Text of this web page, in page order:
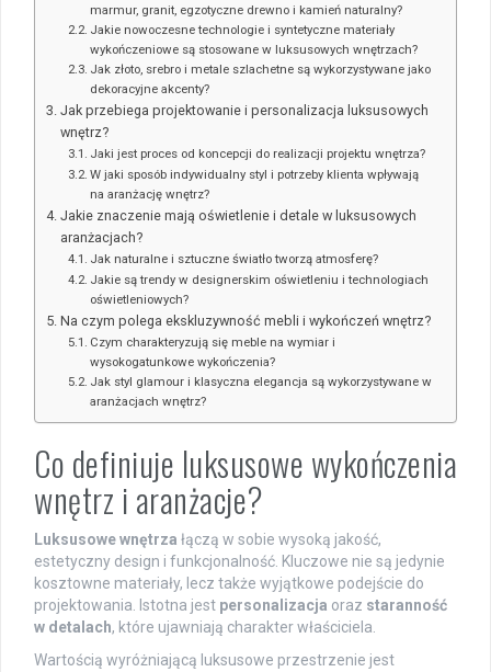
marmur, granit, egzotyczne drewno i kamień naturalny?
Jakie nowoczesne technologie i syntetyczne materiały
wykończeniowe są stosowane w luksusowych wnętrzach?
Jak złoto, srebro i metale szlachetne są wykorzystywane jako
dekoracyjne akcenty?
Jak przebiega projektowanie i personalizacja luksusowych
wnętrz?
Jaki jest proces od koncepcji do realizacji projektu wnętrza?
W jaki sposób indywidualny styl i potrzeby klienta wpływają
na aranżację wnętrz?
Jakie znaczenie mają oświetlenie i detale w luksusowych
aranżacjach?
Jak naturalne i sztuczne światło tworzą atmosferę?
Jakie są trendy w designerskim oświetleniu i technologiach
oświetleniowych?
Na czym polega ekskluzywność mebli i wykończeń wnętrz?
Czym charakteryzują się meble na wymiar i
wysokogatunkowe wykończenia?
Jak styl glamour i klasyczna elegancja są wykorzystywane w
aranżacjach wnętrz?
Co definiuje luksusowe wykończenia
wnętrz i aranżacje?
Luksusowe wnętrza łączą w sobie wysoką jakość,
estetyczny design i funkcjonalność. Kluczowe nie są jedynie
kosztowne materiały, lecz także wyjątkowe podejście do
projektowania. Istotna jest personalizacja oraz staranność
w detalach, które ujawniają charakter właściciela.
Wartością wyróżniającą luksusowe przestrzenie jest